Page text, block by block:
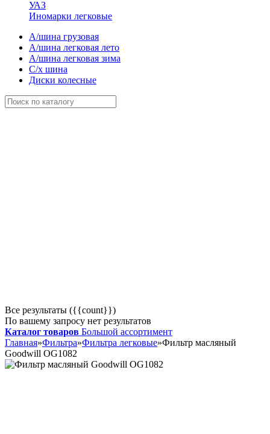
УАЗ
Иномарки легковые
А/шина грузовая
А/шина легковая лето
А/шина легковая зима
С/х шина
Диски колесные
Все результаты ({{count}})
По вашему запросу нет результатов
Каталог товаров Большой ассортимент
Главная»Фильтра»Фильтра легковые»Фильтр масляный
Goodwill OG1082